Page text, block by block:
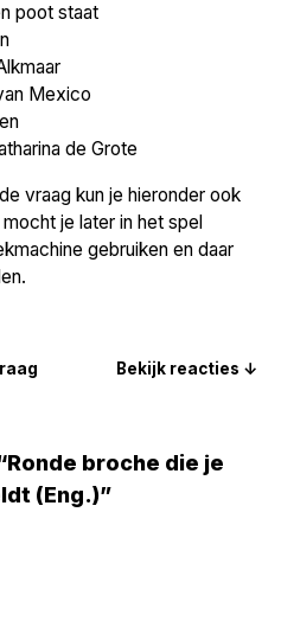
poot staat
Mexico
de Grote
vraag kun je hieronder ook
je later in het spel
gebruiken en daar
Bekijk reacties ↓
broche die je
(Eng.)”